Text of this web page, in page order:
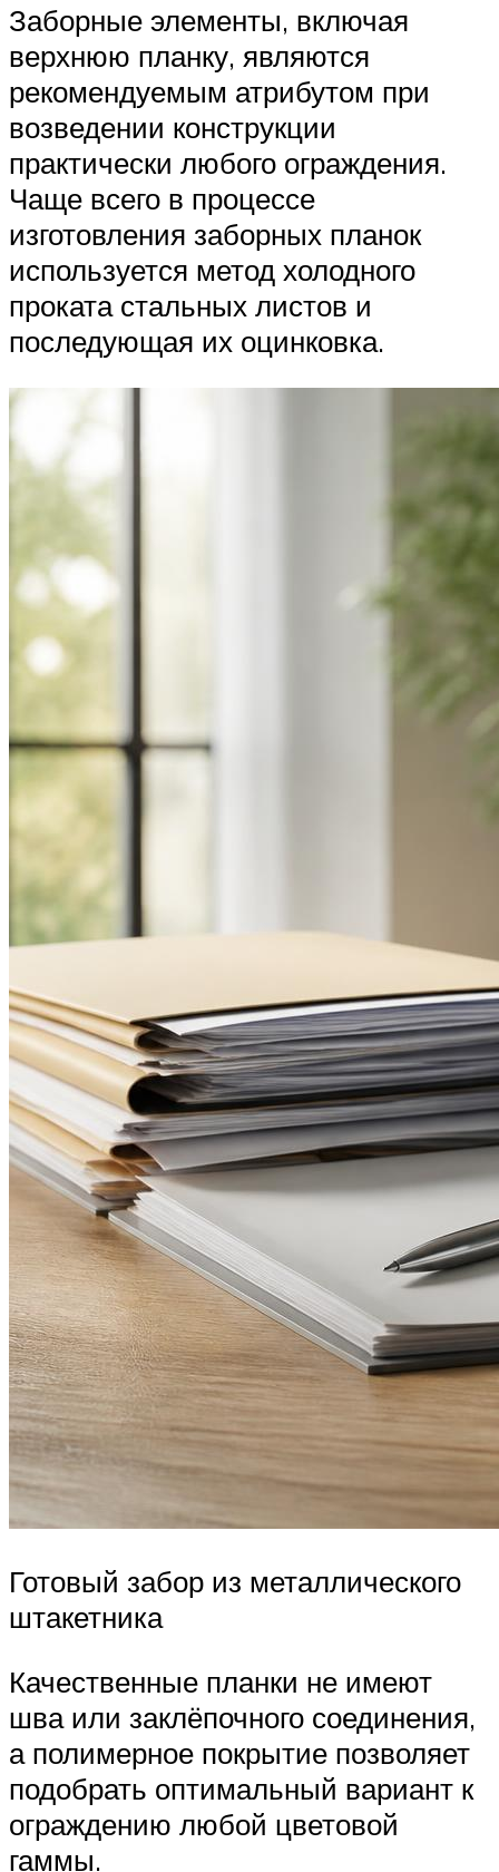
Заборные элементы, включая
верхнюю планку, являются
рекомендуемым атрибутом при
возведении конструкции
практически любого ограждения.
Чаще всего в процессе
изготовления заборных планок
используется метод холодного
проката стальных листов и
последующая их оцинковка.
Готовый забор из металлического
штакетника
Качественные планки не имеют
шва или заклёпочного соединения,
а полимерное покрытие позволяет
подобрать оптимальный вариант к
ограждению любой цветовой
гаммы.